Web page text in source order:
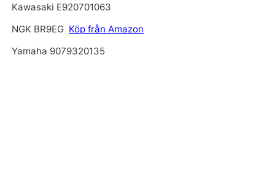
Kawasaki E920701063
NGK BR9EG Köp från Amazon
Yamaha 9079320135